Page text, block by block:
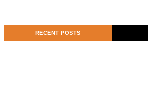
RECENT POSTS